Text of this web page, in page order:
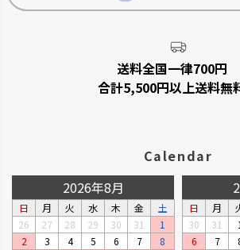
野菜を上手に育てる機能が充実
しています。
シャンフ
廃棄され
います。
送料全国一律700円
合計5,500円以上送料無
Calendar
2026年8月
日 月 火 水 木 金
土
26
27 28 29 30 31
1
2
3 4 5 6 7
8
日 月
30
31 1
6
7